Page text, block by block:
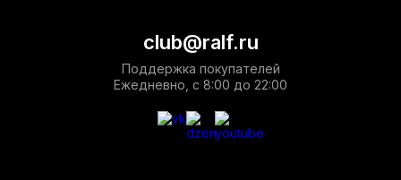
club@ralf.ru
Поддержка покупателей
Ежедневно, с 8:00 до 22:00